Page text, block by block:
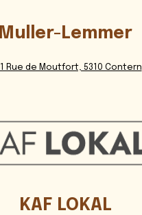
Muller-Lemmer
1 Rue de Moutfort, 5310 Contern
KAF LOKAL